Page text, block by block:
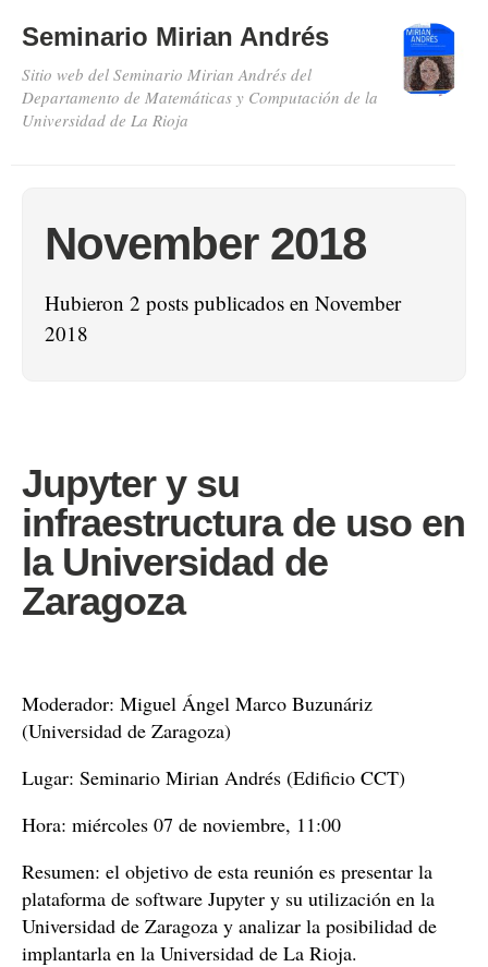
Seminario Mirian Andrés
Sitio web del Seminario Mirian Andrés del
Departamento de Matemáticas y Computación de la
Universidad de La Rioja
November 2018
Hubieron 2 posts publicados en November
2018
Jupyter y su
infraestructura de uso en
la Universidad de
Zaragoza
Moderador: Miguel Ángel Marco Buzunáriz
(Universidad de Zaragoza)
Lugar: Seminario Mirian Andrés (Edificio CCT)
Hora: miércoles 07 de noviembre, 11:00
Resumen: el objetivo de esta reunión es presentar la
plataforma de software Jupyter y su utilización en la
Universidad de Zaragoza y analizar la posibilidad de
implantarla en la Universidad de La Rioja.